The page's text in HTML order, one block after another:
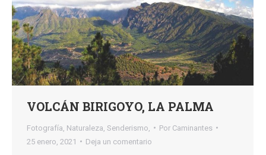
VOLCÁN BIRIGOYO, LA PALMA
Fotografía Naturaleza Senderismo, Por Caminantes
25 enero, 2021
Deja un comentario